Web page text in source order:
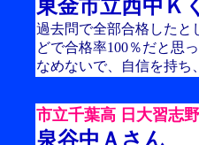
東金市立西中Ｋ
過去問で全部合格したと
どで合格率100％だと思
なめないで、自信を持ち
市立千葉高 日大習志
泉谷中Ａさん